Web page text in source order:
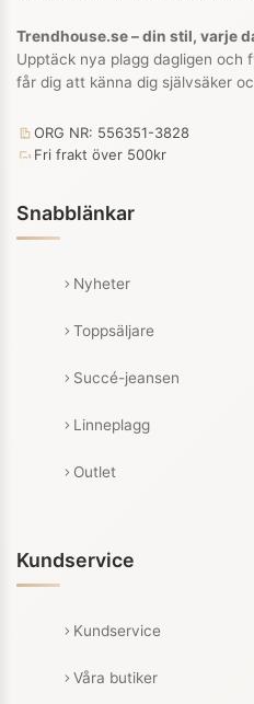
Trendhouse.se – din stil, varje
Upptäck nya plagg dagligen och
får dig att känna dig självsäker
ORG NR: 556351-3828
Fri frakt över 500kr
Snabblänkar
Nyheter
Toppsäljare
Succé-jeansen
Linneplagg
Outlet
Kundservice
Kundservice
Våra butiker